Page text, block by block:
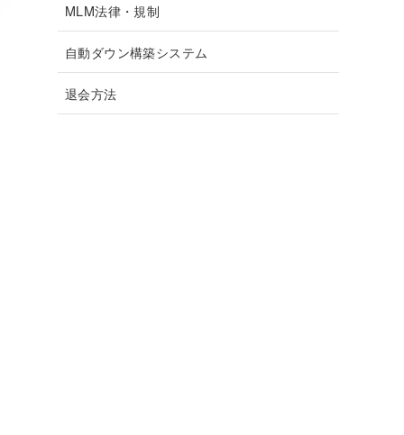
MLM法律・規制
自動ダウン構築システム
退会方法